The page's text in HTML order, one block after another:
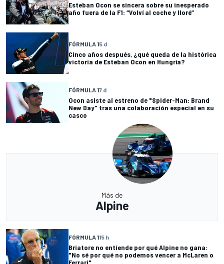
Esteban Ocon se sincera sobre su inesperado
año fuera de la F1: “Volví al coche y lloré”
FÓRMULA 15 d
Cinco años después, ¿qué queda de la histórica
victoria de Esteban Ocon en Hungría?
FÓRMULA 17 d
Ocon asiste al estreno de "Spider-Man: Brand
New Day" tras una colaboración especial en su
casco
Más de
Alpine
FÓRMULA 115 h
Briatore no entiende por qué Alpine no gana:
"No sé por qué no podemos vencer a McLaren o
Ferrari"